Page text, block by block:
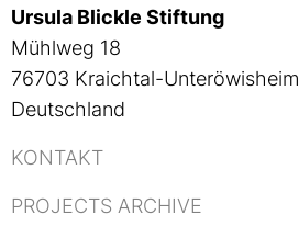
Ursula Blickle Stiftung
Mühlweg 18
76703 Kraichtal-Unteröwisheim
Deutschland
KONTAKT
PROJECTS ARCHIVE